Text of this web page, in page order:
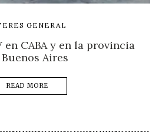
GENERAL
en CABA y en la provincia
Aires
READ MORE